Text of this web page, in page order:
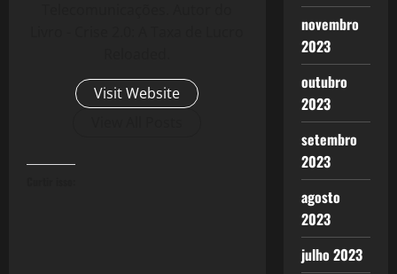
Visit Website
novembro
2023
outubro
2023
setembro
2023
agosto
2023
julho 2023